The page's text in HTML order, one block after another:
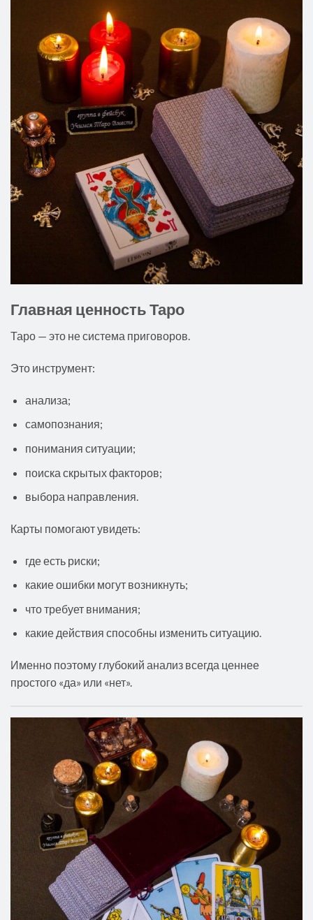
Главная ценность Таро
Таро — это не система приговоров.
Это инструмент:
анализа;
самопознания;
понимания ситуации;
поиска скрытых факторов;
выбора направления.
Карты помогают увидеть:
где есть риски;
какие ошибки могут возникнуть;
что требует внимания;
какие действия способны изменить ситуацию.
Именно поэтому глубокий анализ всегда ценнее
простого «да» или «нет».